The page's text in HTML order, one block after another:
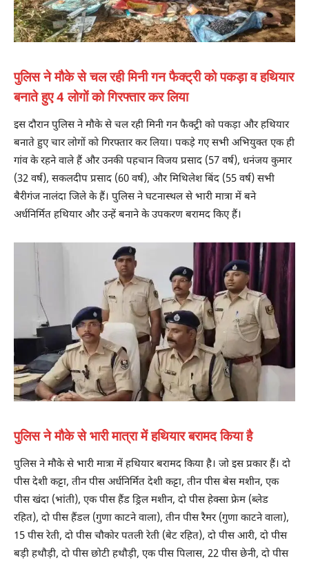
पुलिस ने मौके से चल रही मिनी गन फैक्ट्री को पकड़ा व हथियार
बनाते हुए 4 लोगों को गिरफ्तार कर लिया
इस दौरान पुलिस ने मौके से चल रही मिनी गन फैक्ट्री को पकड़ा और हथियार
बनाते हुए चार लोगों को गिरफ्तार कर लिया। पकड़े गए सभी अभियुक्त एक ही
गांव के रहने वाले हैं और उनकी पहचान विजय प्रसाद (57 वर्ष), धनंजय कुमार
(32 वर्ष), सकलदीप प्रसाद (60 वर्ष), और मिथिलेश बिंद (55 वर्ष) सभी
बैरीगंज नालंदा जिले के हैं। पुलिस ने घटनास्थल से भारी मात्रा में बने
अर्धनिर्मित हथियार और उन्हें बनाने के उपकरण बरामद किए हैं।
पुलिस ने मौके से भारी मात्रा में हथियार बरामद किया है
पुलिस ने मौके से भारी मात्रा में हथियार बरामद किया है। जो इस प्रकार हैं। दो
पीस देशी कट्टा, तीन पीस अर्धनिर्मित देशी कट्टा, तीन पीस बेस मशीन, एक
पीस खंदा (भांती), एक पीस हैंड ड्रिल मशीन, दो पीस हेक्सा फ्रेम (ब्लेड
रहित), दो पीस हैंडल (गुणा काटने वाला), तीन पीस रैमर (गुणा काटने वाला),
15 पीस रेती, दो पीस चौकोर पतली रेती (बेट रहित), दो पीस आरी, दो पीस
बड़ी हथौड़ी, दो पीस छोटी हथौड़ी, एक पीस पिलास, 22 पीस छेनी, दो पीस